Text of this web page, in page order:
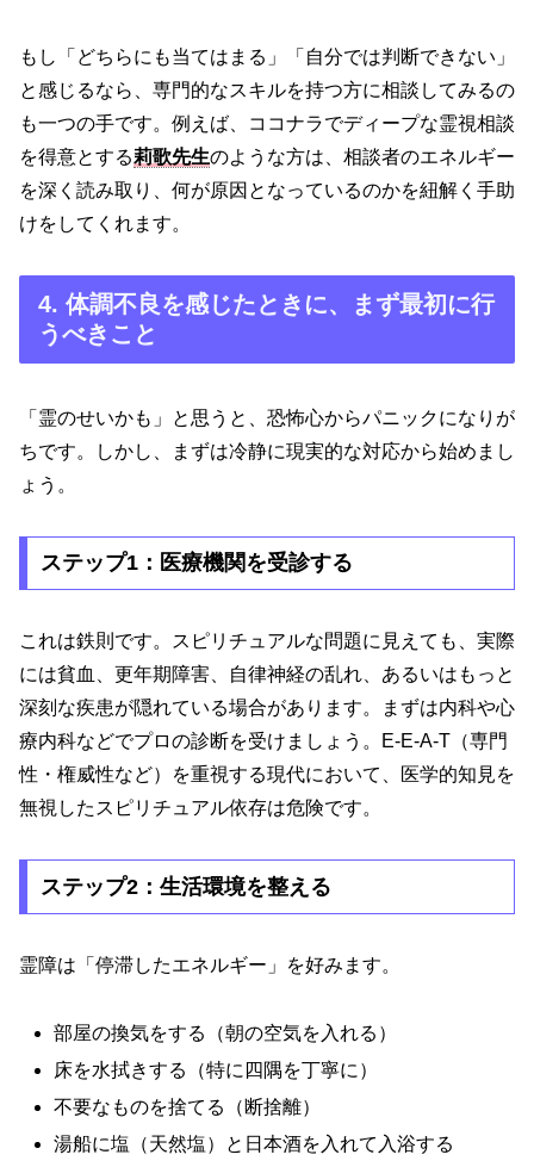
もし「どちらにも当てはまる」「自分では判断できない」
と感じるなら、専門的なスキルを持つ方に相談してみるの
も一つの手です。例えば、ココナラでディープな霊視相談
を得意とする莉歌先生のような方は、相談者のエネルギー
を深く読み取り、何が原因となっているのかを紐解く手助
けをしてくれます。
4. 体調不良を感じたときに、まず最初に行
うべきこと
「霊のせいかも」と思うと、恐怖心からパニックになりが
ちです。しかし、まずは冷静に現実的な対応から始めまし
ょう。
ステップ1：医療機関を受診する
これは鉄則です。スピリチュアルな問題に見えても、実際
には貧血、更年期障害、自律神経の乱れ、あるいはもっと
深刻な疾患が隠れている場合があります。まずは内科や心
療内科などでプロの診断を受けましょう。E-E-A-T（専門
性・権威性など）を重視する現代において、医学的知見を
無視したスピリチュアル依存は危険です。
ステップ2：生活環境を整える
霊障は「停滞したエネルギー」を好みます。
部屋の換気をする（朝の空気を入れる）
床を水拭きする（特に四隅を丁寧に）
不要なものを捨てる（断捨離）
湯船に塩（天然塩）と日本酒を入れて入浴する